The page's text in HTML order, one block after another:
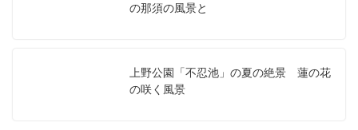
の那須の風景と
上野公園「不忍池」の夏の絶景 蓮の花
の咲く風景